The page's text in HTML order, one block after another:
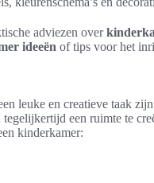
adviezen over
ideeën of tips voor het
leuke en creatieve taak
een ruimte te
kinderkamer: